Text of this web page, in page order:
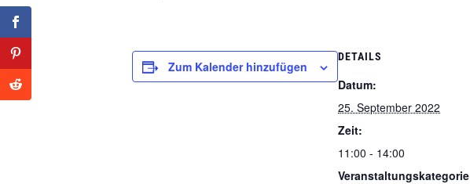
Zum Kalender hinzufügen
DETAILS
Datum:
25. September 2022
Zeit:
11:00 - 14:00
Veranstaltungskategorie